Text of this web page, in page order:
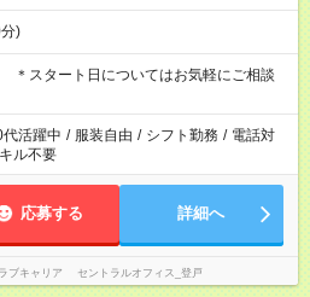
)
スタート日についてはお気軽にご相談
活躍中 / 服装自由 / シフト勤務 / 電話対
ル不要
応募する 詳細へ
ブキャリア セントラルオフィス_登戸